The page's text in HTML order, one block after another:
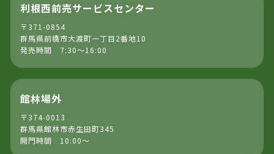
利根西前売サービスセンター
〒371-0854
群馬県前橋市大渡町一丁目2番地10
発売時間 7:30～16:00
館林場外
〒374-0013
群馬県館林市赤生田町345
開門時間 10:00～